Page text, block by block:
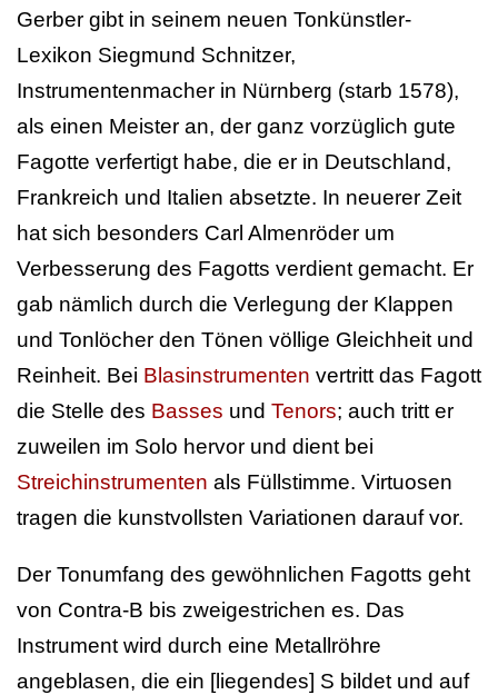
Gerber gibt in seinem neuen Tonkünstler-
Lexikon Siegmund Schnitzer,
Instrumentenmacher in Nürnberg (starb 1578),
als einen Meister an, der ganz vorzüglich gute
Fagotte verfertigt habe, die er in Deutschland,
Frankreich und Italien absetzte. In neuerer Zeit
hat sich besonders Carl Almenröder um
Verbesserung des Fagotts verdient gemacht. Er
gab nämlich durch die Verlegung der Klappen
und Tonlöcher den Tönen völlige Gleichheit und
Reinheit. Bei Blasinstrumenten vertritt das Fagott
die Stelle des Basses und Tenors; auch tritt er
zuweilen im Solo hervor und dient bei
Streichinstrumenten als Füllstimme. Virtuosen
tragen die kunstvollsten Variationen darauf vor.
Der Tonumfang des gewöhnlichen Fagotts geht
von Contra-B bis zweigestrichen es. Das
Instrument wird durch eine Metallröhre
angeblasen, die ein [liegendes] S bildet und auf